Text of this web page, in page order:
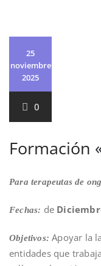
25
noviembre
2025
0
Formación
Para terapeutas de
Fechas: de
Objetivos: Apoyar la
entidades que